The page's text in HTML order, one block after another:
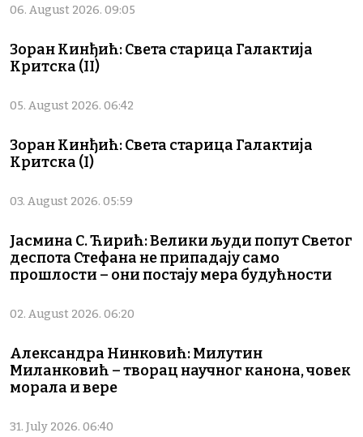
06. August 2026. 09:05
Зоран Кинђић: Света старица Галактија
Критска (II)
05. August 2026. 06:42
Зоран Кинђић: Света старица Галактија
Критска (I)
03. August 2026. 05:59
Јасмина С. Ћирић: Велики људи попут Светог
деспота Стефана не припадају само
прошлости – они постају мера будућности
02. August 2026. 06:20
Александра Нинковић: Милутин
Миланковић – творац научног канона, човек
морала и вере
31. July 2026. 06:40